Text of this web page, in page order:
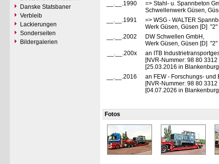
Danske Statsbaner
Verbleib
Lackierungen
Sonderseiten
Bildergalerien
__.__.1990
=> Stahl- u. Spannbeton
Schwellenwerk Güsen,
__.__.1991
=> WSG - WALTER
Werk Güsen, Güsen [D] "2"
__.__.2002
DW Schwellen GmbH,
Werk Güsen, Güsen [D] "2"
__.__.200x
an ITB
[NVR-Nummer: 98 80
[25.03.2016 in
__.__.2016
an FEW - Forschungs-
[NVR-Nummer: 98 80
[04.07.2026 in
Fotos